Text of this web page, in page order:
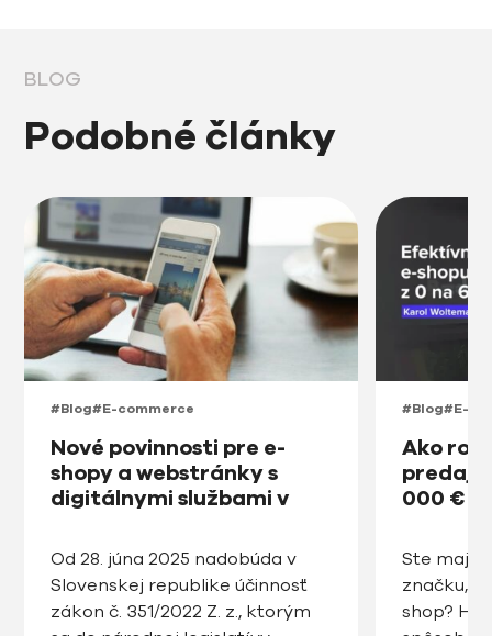
BLOG
Podobné články
#Blog#E-commerce
Nové povinnosti pre e-
shopy a webstránky s
digitálnymi službami v
od roku 2025
Od 28. júna 2025 nadobúda v
Slovenskej republike účinnosť
zákon č. 351/2022 Z. z., ktorým
#Blog#E-
Ako
000 € v
Ste
značku,
shop?